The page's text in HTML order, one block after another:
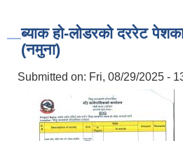
ब्याक हो-लोडरको दररेट
(नमुना)
Submitted on: Fri, 08/29/2025 -